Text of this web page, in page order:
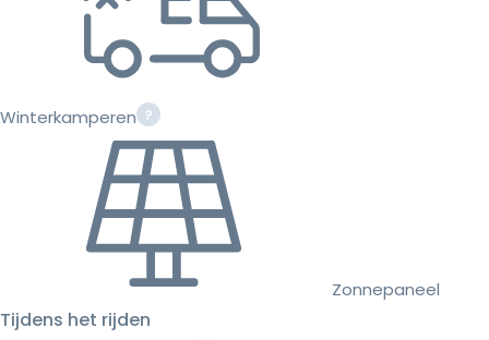
Winterkamperen
Zonnepaneel
Tijdens het rijden